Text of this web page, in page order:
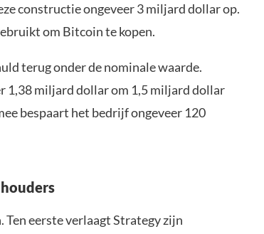
constructie ongeveer 3 miljard dollar op.
om Bitcoin te kopen.
terug onder de nominale waarde.
1,38 miljard dollar om 1,5 miljard dollar
bespaart het bedrijf ongeveer 120
eerste verlaagt Strategy zijn